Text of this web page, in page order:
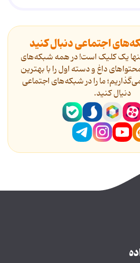
اجتماعی دنبال کنید
تنها یک کلیک است! در همه شبکه‌های
داغ و دسته اول را با بهترین
ما را در شبکه‌های اجتماعی
دنیال کنید.